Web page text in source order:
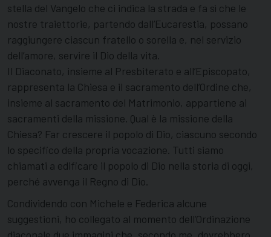
stella del Vangelo che ci indica la strada e fa sì che le
nostre traiettorie, partendo dall’Eucarestia, possano
raggiungere ciascun fratello o sorella e, nel servizio
dell’amore, servire il Dio della vita.
Il Diaconato, insieme al Presbiterato e all’Episcopato,
rappresenta la Chiesa e il sacramento dell’Ordine che,
insieme al sacramento del Matrimonio, appartiene ai
sacramenti della missione. Qual è la missione della
Chiesa? Far crescere il popolo di Dio, ciascuno secondo
lo specifico della propria vocazione. Tutti siamo
chiamati a edificare il popolo di Dio nella storia di oggi,
perché avvenga il Regno di Dio.
Condividendo con Michele e Federica alcune
suggestioni, ho collegato al momento dell’Ordinazione